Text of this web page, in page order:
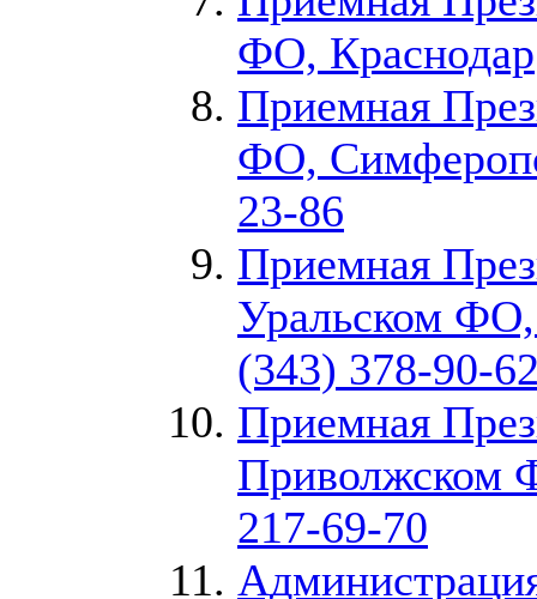
ФО, Краснодар
Приемная
ФО,
23-86
Приемная
Уральском ФО,
(343) 378-90-
Приемная
Приволжском
217-69-70